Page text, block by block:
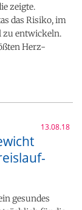
zeigte.
das Risiko, im
zu entwickeln.
Herz-
13.08.18
gesundes